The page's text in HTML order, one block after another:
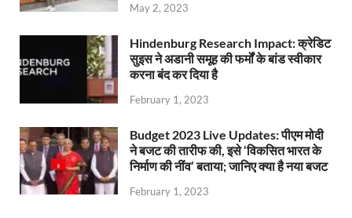
May 2, 2023
Hindenburg Research Impact: क्रेडिट
सुइस ने अडानी समूह की फर्मों के बांड स्वीकार
करना बंद कर दिया है
February 1, 2023
Budget 2023 Live Updates: पीएम मोदी
ने बजट की तारीफ की, इसे ‘विकसित भारत के
निर्माण की नींव’ बताया; जानिए क्या है नया बजट
February 1, 2023